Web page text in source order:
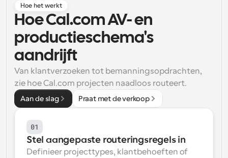
Supercharged planning met AI-gestuurde
oproepen
Workflow
Automatiseer planning en herinneringen
Blog
Blijf op de hoogte van het laatste nieuws en updates
Instant Vergaderingen
Ontmoet cliënten binnen enkele minuten
Dynamische Groep Links
Boek naadloos vergaderingen met meerdere mensen
Hoe het werkt
Hoe Cal.com AV- en
productieschema's
aandrijft
Van klantverzoeken tot bemanningsopdrachten,
zie hoe Cal.com projecten naadloos routeert.
Aan de slag Praat met de verkoop
01
Stel aangepaste routeringsregels in
Definieer projecttypes, klantbehoeften of